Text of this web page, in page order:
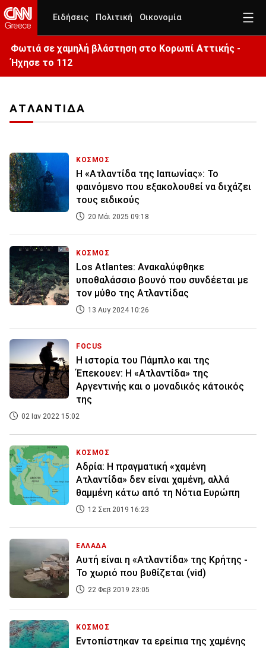
Ειδήσεις Πολιτική Οικονομία
Φωτιά σε χαμηλή βλάστηση στο Κορωπί Αττικής -
Ήχησε το 112
ΑΤΛΑΝΤΙΔΑ
ΚΟΣΜΟΣ
Η «Ατλαντίδα της Ιαπωνίας»: Το
φαινόμενο που εξακολουθεί να διχάζει
τους ειδικούς
20 Μάι 2025 09:18
ΚΟΣΜΟΣ
Los Atlantes: Ανακαλύφθηκε
υποθαλάσσιο βουνό που συνδέεται με
τον μύθο της Ατλαντίδας
13 Αυγ 2024 10:26
FOCUS
Η ιστορία του Πάμπλο και της
Έπεκουεν: Η «Ατλαντίδα» της
Αργεντινής και ο μοναδικός κάτοικός
της
02 Ιαν 2022 15:02
ΚΟΣΜΟΣ
Αδρία: Η πραγματική «χαμένη
Ατλαντίδα» δεν είναι χαμένη, αλλά
θαμμένη κάτω από τη Νότια Ευρώπη
12 Σεπ 2019 16:23
ΕΛΛΑΔΑ
Αυτή είναι η «Ατλαντίδα» της Κρήτης -
Το χωριό που βυθίζεται (vid)
22 Φεβ 2019 23:05
ΚΟΣΜΟΣ
Εντοπίστηκαν τα ερείπια της χαμένης